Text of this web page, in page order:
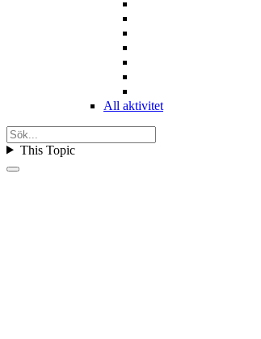
All aktivitet
This Topic